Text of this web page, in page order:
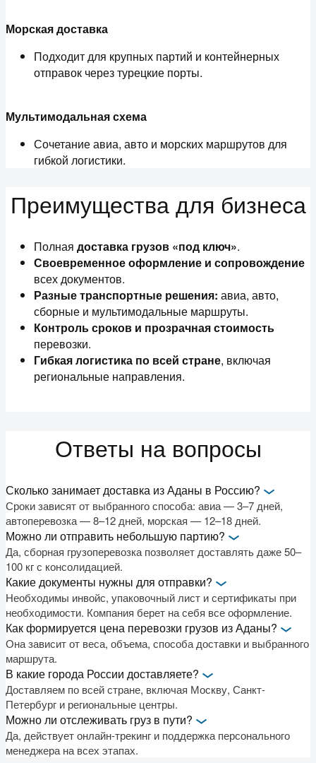
Морская доставка
Подходит для крупных партий и контейнерных
отправок через турецкие порты.
Мультимодальная схема
Сочетание авиа, авто и морских маршрутов для
гибкой логистики.
Преимущества для бизнеса
Полная доставка грузов «под ключ».
Своевременное оформление и сопровождение
всех документов.
Разные транспортные решения: авиа, авто,
сборные и мультимодальные маршруты.
Контроль сроков и прозрачная стоимость
перевозки.
Гибкая логистика по всей стране, включая
региональные направления.
Ответы на вопросы
Сколько занимает доставка из Аданы в Россию?
Сроки зависят от выбранного способа: авиа — 3–7 дней,
автоперевозка — 8–12 дней, морская — 12–18 дней.
Можно ли отправить небольшую партию?
Да, сборная грузоперевозка позволяет доставлять даже 50–
100 кг с консолидацией.
Какие документы нужны для отправки?
Необходимы инвойс, упаковочный лист и сертификаты при
необходимости. Компания берет на себя все оформление.
Как формируется цена перевозки грузов из Аданы?
Она зависит от веса, объема, способа доставки и выбранного
маршрута.
В какие города России доставляете?
Доставляем по всей стране, включая Москву, Санкт-
Петербург и региональные центры.
Можно ли отслеживать груз в пути?
Да, действует онлайн-трекинг и поддержка персонального
менеджера на всех этапах.